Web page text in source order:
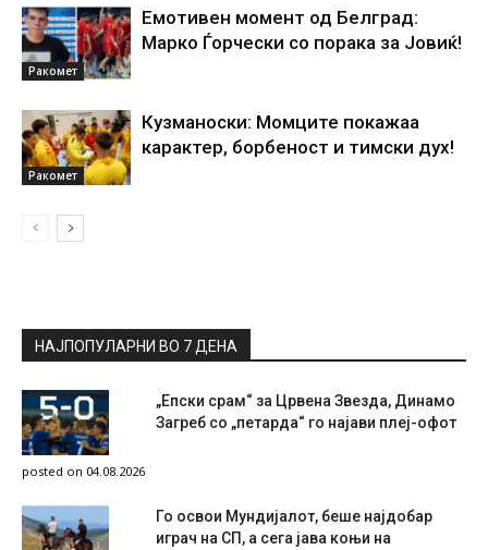
Ракомет
Емотивен момент од Белград:
Марко Ѓорчески со порака за Јовиќ!
Ракомет
Кузманоски: Момците покажаа
карактер, борбеност и тимски дух!
НАЈПОПУЛАРНИ ВО 7 ДЕНА
„Епски срам“ за Црвена Звезда, Динамо
Загреб со „петарда“ го најави плеј-офот
posted on 04.08.2026
Го освои Мундијалот, беше најдобар
играч на СП, а сега јава коњи на